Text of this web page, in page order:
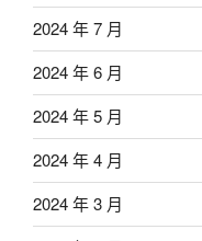
2024 年 7 月
2024 年 6 月
2024 年 5 月
2024 年 4 月
2024 年 3 月